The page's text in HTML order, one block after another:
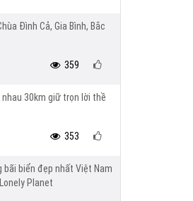
Đình Cả, Gia Bình, Bắc
359
30km giữ trọn lời thề
353
bãi biển đẹp nhất Việt Nam
Planet